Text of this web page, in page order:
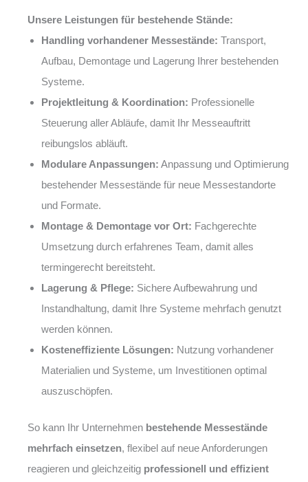
Unsere Leistungen für bestehende Stände:
Handling vorhandener Messestände: Transport,
Aufbau, Demontage und Lagerung Ihrer bestehenden
Systeme.
Projektleitung & Koordination: Professionelle
Steuerung aller Abläufe, damit Ihr Messeauftritt
reibungslos abläuft.
Modulare Anpassungen: Anpassung und Optimierung
bestehender Messestände für neue Messestandorte
und Formate.
Montage & Demontage vor Ort: Fachgerechte
Umsetzung durch erfahrenes Team, damit alles
termingerecht bereitsteht.
Lagerung & Pflege: Sichere Aufbewahrung und
Instandhaltung, damit Ihre Systeme mehrfach genutzt
werden können.
Kosteneffiziente Lösungen: Nutzung vorhandener
Materialien und Systeme, um Investitionen optimal
auszuschöpfen.
So kann Ihr Unternehmen bestehende Messestände
mehrfach einsetzen, flexibel auf neue Anforderungen
reagieren und gleichzeitig professionell und effizient